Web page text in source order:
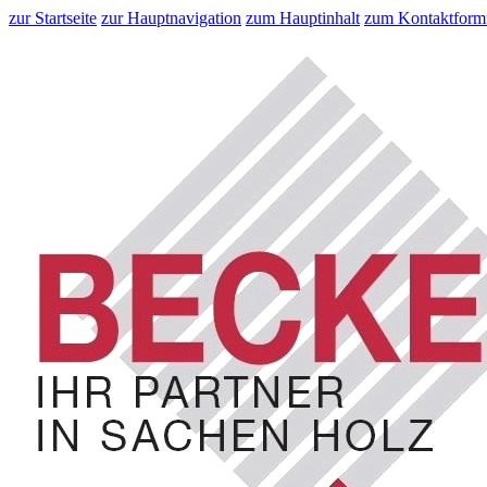
zur Startseite zur Hauptnavigation zum Hauptinhalt zum